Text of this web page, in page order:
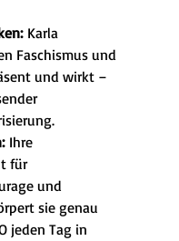
Karla
Faschismus und
und wirkt –
Ihre
für
und
sie genau
jeden Tag in